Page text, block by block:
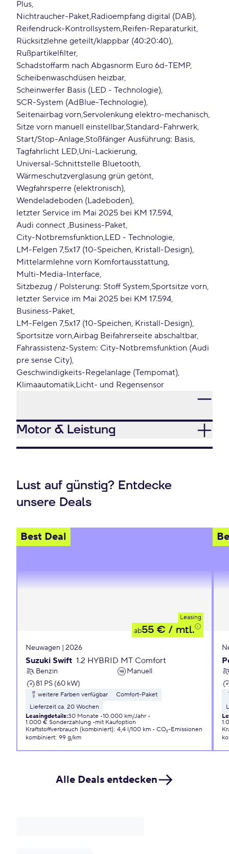
Plus
Nichtraucher-Paket Radioempfang digital (DAB)
Reifendruck-Kontrollsystem Reifen-Reparaturkit
Rücksitzlehne geteilt/klappbar (40:20:40)
Rußpartikelfilter
Schadstoffarm nach Abgasnorm Euro 6d-TEMP
Scheibenwaschdüsen heizbar
Scheinwerfer Basis (LED - Technologie)
SCR-System (AdBlue-Technologie)
Seitenairbag vorn Servolenkung elektro-mechanisch
Sitze vorn manuell einstellbar Standard-Fahrwerk
Start/Stop-Anlage Stoßfänger Ausführung: Basis
Tagfahrlicht LED Uni-Lackierung
Universal-Schnittstelle Bluetooth
Wärmeschutzverglasung grün getönt
Wegfahrsperre (elektronisch)
Wendeladeboden (Ladeboden)
letzter Service im Mai 2025 bei KM 17.594
Audi connect Business-Paket
City-Notbremsfunktion LED - Technologie
LM-Felgen 7,5x17 (10-Speichen, Kristall-Design)
Mittelarmlehne vorn Komfortausstattung
Multi-Media-Interface
Sitzbezug / Polsterung: Stoff System Sportsitze vorn
letzter Service im Mai 2025 bei KM 17.594
Business-Paket
LM-Felgen 7,5x17 (10-Speichen, Kristall-Design)
Sportsitze vorn Airbag Beifahrerseite abschaltbar
Fahrassistenz-System: City-Notbremsfunktion (Audi
pre sense City)
Geschwindigkeits-Regelanlage (Tempomat)
Klimaautomatik Licht- und Regensensor
Motor & Leistung
Lust auf günstig? Entdecke
unsere Deals
Best Deal
Leasing
ab55 € / mtl.
Neuwagen | 2026
Suzuki Swift 1.2 HYBRID MT Comfort
Benzin
Manuell
81 PS (60 kW)
weitere Farben verfügbar
Comfort-Paket
Lieferzeit ca. 20 Wochen
Leasingdetails:30 Monate 10.000 km/Jahr
1.000 € Sonderzahlung
mit Kaufoption
Kraftstoffverbrauch (kombiniert): 4,4 l/100 km
CO₂-Emissionen
kombiniert: 99 g/km
Alle Deals entdecken